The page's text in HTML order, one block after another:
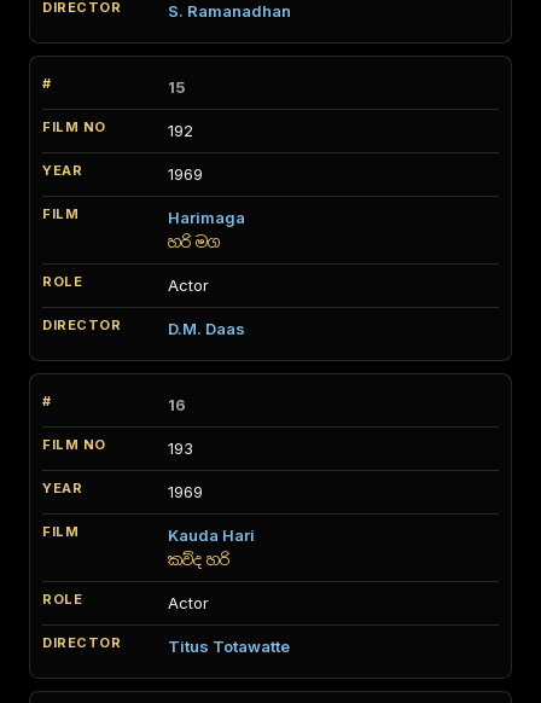
S. Ramanadhan
15
192
1969
Harimaga
හරි මග
Actor
D.M. Daas
16
193
1969
Kauda Hari
කව්ද හරි
Actor
Titus Totawatte